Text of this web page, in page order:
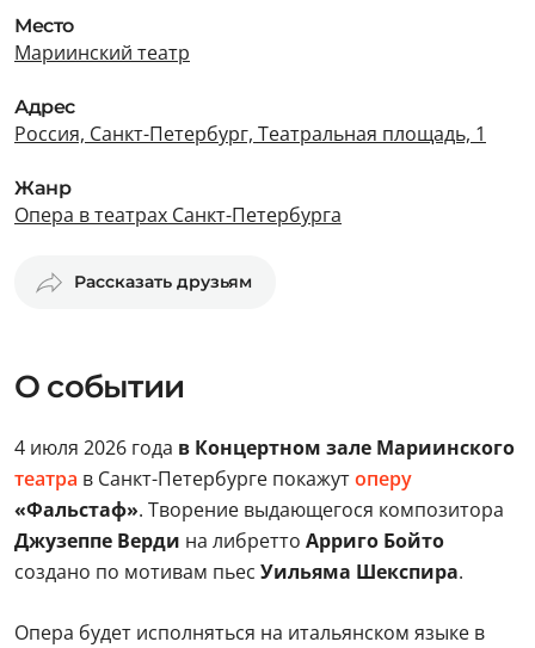
Место
Мариинский театр
Адрес
Россия, Санкт-Петербург, Театральная площадь, 1
Жанр
Опера в театрах Санкт-Петербурга
Рассказать друзьям
О событии
4 июля 2026 года в Концертном зале Мариинского
театра в Санкт-Петербурге покажутоперу
«Фальстаф». Творение выдающегося композитора
Джузеппе Верди на либретто Арриго Бойто
создано по мотивам пьес Уильяма Шекспира.
Опера будет исполняться на итальянском языке в